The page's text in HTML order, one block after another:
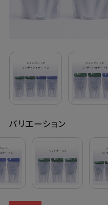
お問い合わせ
ご利用案内
よくあるご質問
会員登録でお得
NEWS一覧
利用規約
バリエーション